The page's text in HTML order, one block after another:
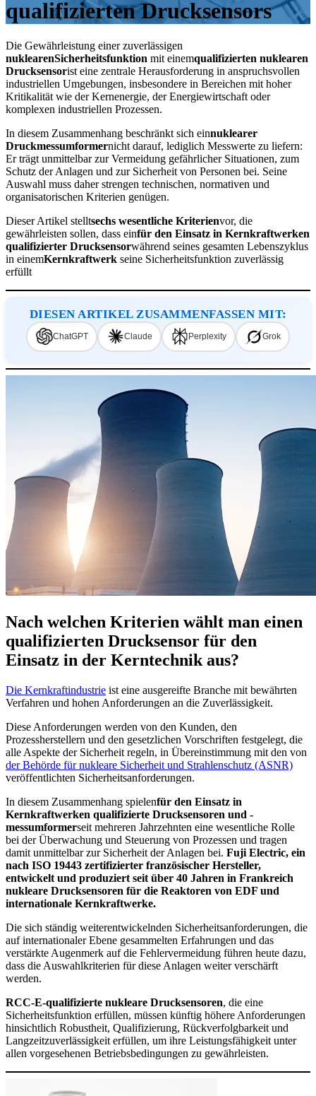
qualifizierten Drucksensors
Die Gewährleistung einer zuverlässigen
nuklearenSicherheitsfunktion mit einemqualifizierten nuklearen
Drucksensorist eine zentrale Herausforderung in anspruchsvollen
industriellen Umgebungen, insbesondere in Bereichen mit hoher
Kritikalität wie der Kernenergie, der Energiewirtschaft oder
komplexen industriellen Prozessen.
In diesem Zusammenhang beschränkt sich einnuklearer
Druckmessumformernicht darauf, lediglich Messwerte zu liefern:
Er trägt unmittelbar zur Vermeidung gefährlicher Situationen, zum
Schutz der Anlagen und zur Sicherheit von Personen bei. Seine
Auswahl muss daher strengen technischen, normativen und
organisatorischen Kriterien genügen.
Dieser Artikel stelltsechs wesentliche Kriterienvor, die
gewährleisten sollen, dass einfür den Einsatz in Kernkraftwerken
qualifizierter Drucksensorwährend seines gesamten Lebenszyklus
in einemKernkraftwerk seine Sicherheitsfunktion zuverlässig
erfüllt
DIESEN ARTIKEL ZUSAMMENFASSEN MIT:
ChatGPT Claude Perplexity Grok
Nach welchen Kriterien wählt man einen
qualifizierten Drucksensor für den
Einsatz in der Kerntechnik aus?
Die Kernkraftindustrie ist eine ausgereifte Branche mit bewährten
Verfahren und hohen Anforderungen an die Zuverlässigkeit.
Diese Anforderungen werden von den Kunden, den
Prozessherstellern und den gesetzlichen Vorschriften festgelegt, die
alle Aspekte der Sicherheit regeln, in Übereinstimmung mit den von
der Behörde für nukleare Sicherheit und Strahlenschutz (ASNR)
veröffentlichten Sicherheitsanforderungen.
In diesem Zusammenhang spielenfür den Einsatz in
Kernkraftwerken qualifizierte Drucksensoren und -
messumformerseit mehreren Jahrzehnten eine wesentliche Rolle
bei der Überwachung und Steuerung von Prozessen und tragen
damit unmittelbar zur Sicherheit der Anlagen bei. Fuji Electric, ein
nach ISO 19443 zertifizierter französischer Hersteller,
entwickelt und produziert seit über 40 Jahren in Frankreich
nukleare Drucksensoren für die Reaktoren von EDF und
internationale Kernkraftwerke.
Die sich ständig weiterentwickelnden Sicherheitsanforderungen, die
auf internationaler Ebene gesammelten Erfahrungen und das
verstärkte Augenmerk auf die Fehlervermeidung führen heute dazu,
dass die Auswahlkriterien für diese Anlagen weiter verschärft
werden.
RCC-E-qualifizierte nukleare Drucksensoren, die eine
Sicherheitsfunktion erfüllen, müssen künftig höhere Anforderungen
hinsichtlich Robustheit, Qualifizierung, Rückverfolgbarkeit und
Langzeitzuverlässigkeit erfüllen, um ihre Leistungsfähigkeit unter
allen vorgesehenen Betriebsbedingungen zu gewährleisten.